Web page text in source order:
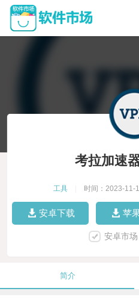
考拉加速
工具 时间：2023-11-
安卓下载 苹
安卓市
简介